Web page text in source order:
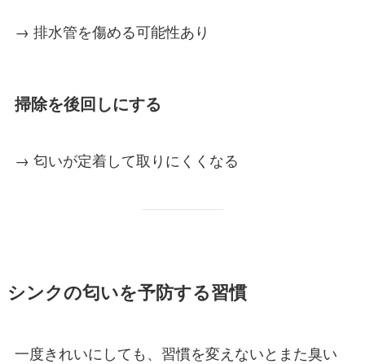
→ 排水管を傷める可能性あり
掃除を後回しにする
→ 匂いが定着して取りにくくなる
シンクの匂いを予防する習慣
一度きれいにしても、習慣を変えないとまた臭い